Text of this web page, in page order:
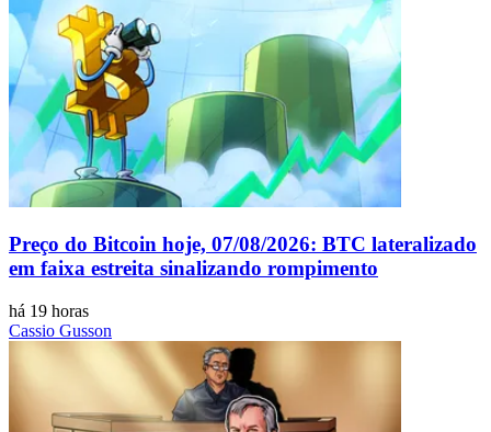
Preço do Bitcoin hoje, 07/08/2026: BTC lateralizado
em faixa estreita sinalizando rompimento
há 19 horas
Cassio Gusson